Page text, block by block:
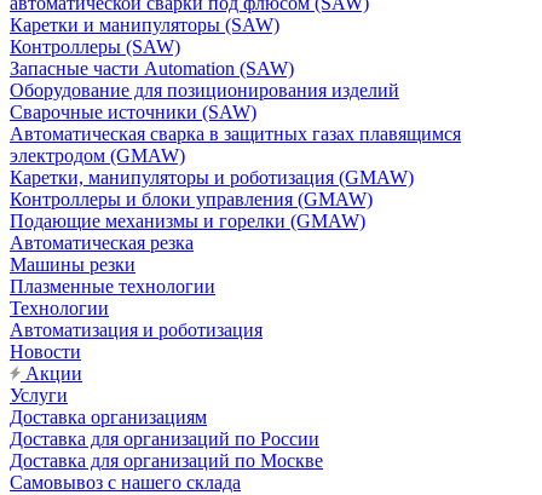
Каретки и манипуляторы (SAW)
Контроллеры (SAW)
Запасные части Automation (SAW)
Оборудование для позиционирования изделий
Сварочные источники (SAW)
Автоматическая сварка в защитных газах плавящимся
электродом (GMAW)
Каретки, манипуляторы и роботизация (GMAW)
Контроллеры и блоки управления (GMAW)
Подающие механизмы и горелки (GMAW)
Автоматическая резка
Машины резки
Плазменные технологии
Технологии
Автоматизация и роботизация
Новости
Акции
Услуги
Доставка организациям
Доставка для организаций по России
Доставка для организаций по Москве
Самовывоз с нашего склада